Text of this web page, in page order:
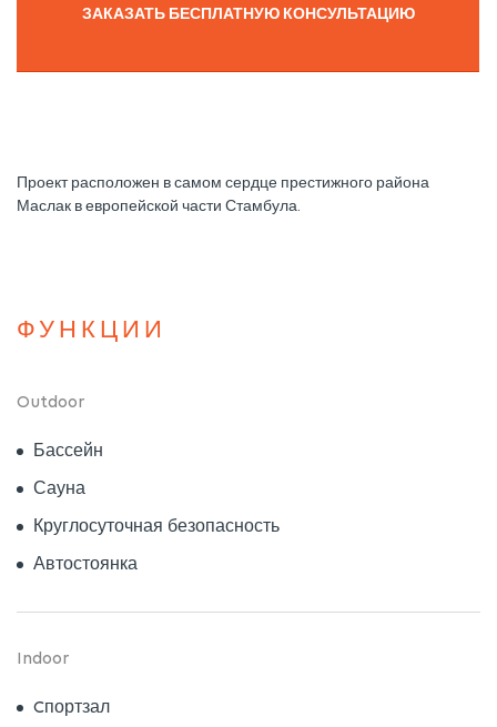
ЗАКАЗАТЬ БЕСПЛАТНУЮ КОНСУЛЬТАЦИЮ
Проект расположен в самом сердце престижного района
Маслак в европейской части Стамбула.
ФУНКЦИИ
Outdoor
Бассейн
Сауна
Круглосуточная безопасность
Автостоянка
Indoor
Cпортзал